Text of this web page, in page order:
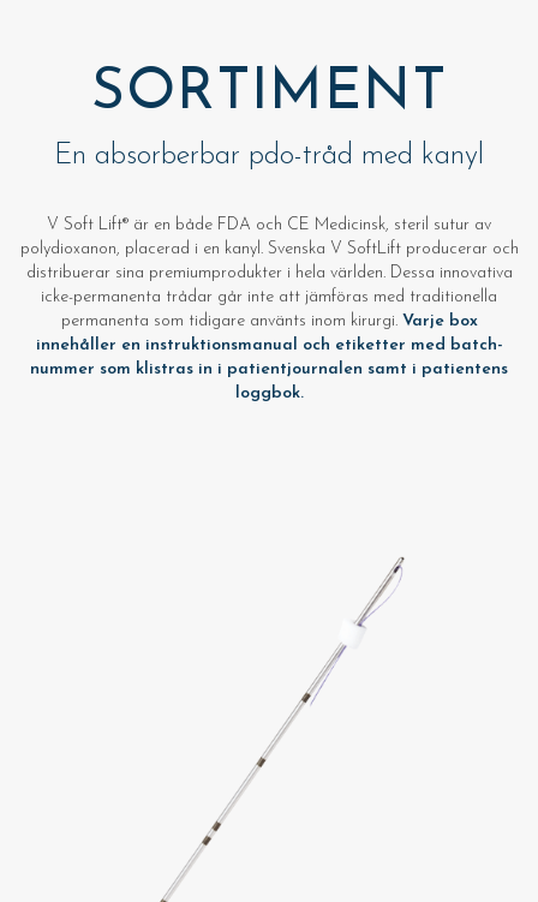
SORTIMENT
En absorberbar pdo-tråd med kanyl
V Soft Lift® är en både FDA och CE Medicinsk, steril sutur av
polydioxanon, placerad i en kanyl. Svenska V SoftLift producerar och
distribuerar sina premiumprodukter i hela världen. Dessa innovativa
icke-permanenta trådar går inte att jämföras med traditionella
permanenta som tidigare använts inom kirurgi. Varje box
innehåller en instruktionsmanual och etiketter med batch-
nummer som klistras in i patientjournalen samt i patientens
loggbok.